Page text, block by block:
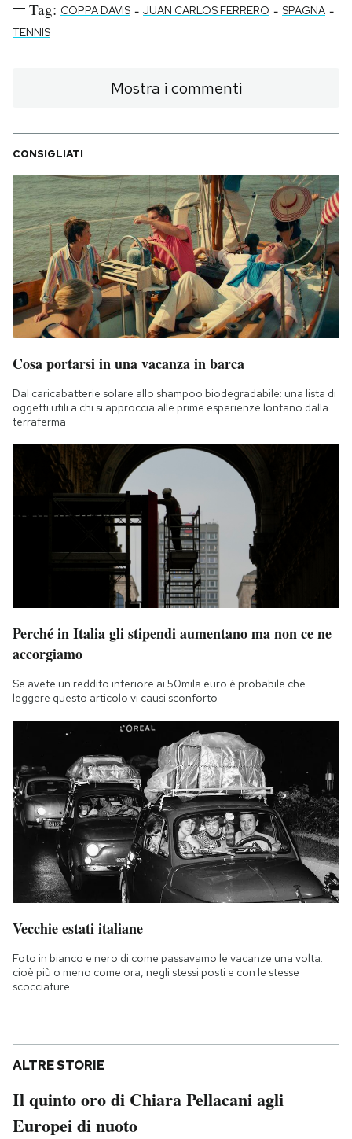
Tag: COPPA DAVIS - JUAN CARLOS FERRERO - SPAGNA -
TENNIS
Mostra i commenti
CONSIGLIATI
Cosa portarsi in una vacanza in barca
Dal caricabatterie solare allo shampoo biodegradabile: una lista di
oggetti utili a chi si approccia alle prime esperienze lontano dalla
terraferma
Perché in Italia gli stipendi aumentano ma non ce ne
accorgiamo
Se avete un reddito inferiore ai 50mila euro è probabile che
leggere questo articolo vi causi sconforto
Vecchie estati italiane
Foto in bianco e nero di come passavamo le vacanze una volta:
cioè più o meno come ora, negli stessi posti e con le stesse
scocciature
ALTRE STORIE
Il quinto oro di Chiara Pellacani agli
Europei di nuoto